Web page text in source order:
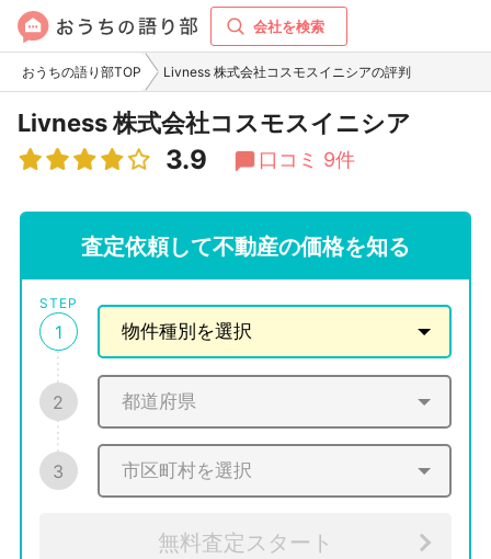
会社を検索
おうちの語り部TOP Livness 株式会社コスモスイニシアの評判
Livness 株式会社コスモスイニシア
3.9 口コミ 9件
査定依頼して不動産の価格を知る
STEP
1
2
3
無料査定スタート